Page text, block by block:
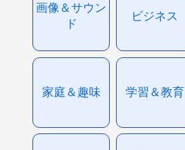
画像＆サウン
ド
ビジネス
家庭＆趣味 学習＆教育